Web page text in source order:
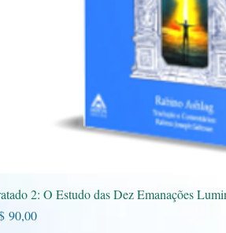
2: O Estudo das Dez Emanações
90,00